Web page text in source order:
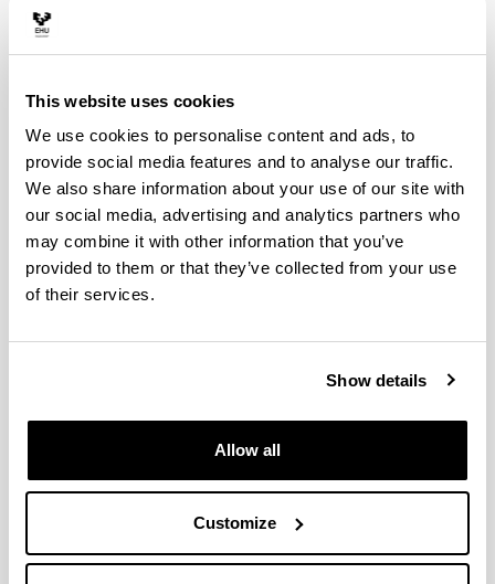
This website uses cookies
We use cookies to personalise content and ads, to
provide social media features and to analyse our traffic.
We also share information about your use of our site with
our social media, advertising and analytics partners who
may combine it with other information that you’ve
provided to them or that they’ve collected from your use
of their services.
Show details
Allow all
Customize
desarrollo directivo. Convocatoria General para la
Universidad del País Vasco/Euskal Herriko
Unibertsitatea: Proyectos Universidad-Sociedad.
Vicerrectorado de Investigación. (Resolución 7
noviembre 2017). (US 17/14) (16.800€). IPs:Jon
Landetay Eneka Albizu. INVS.:Pilar
Fernández-Ferrín, Nuria Gisbert Trejo. 29 de
noviembre de 2017 a 28 de noviembre de 2019
Convocatoria de Ayudas a Grupos de
Investigación de la UPV/EHU, “Dirección de
IP:Jon Landeta. 1/1/2015 a 31/12/2018.
Proyectos y Contratos
Proyecto de investigación, Ministerio de
3-R), “El papel de los mecanismos de
negociacion y participacion en la gestion del